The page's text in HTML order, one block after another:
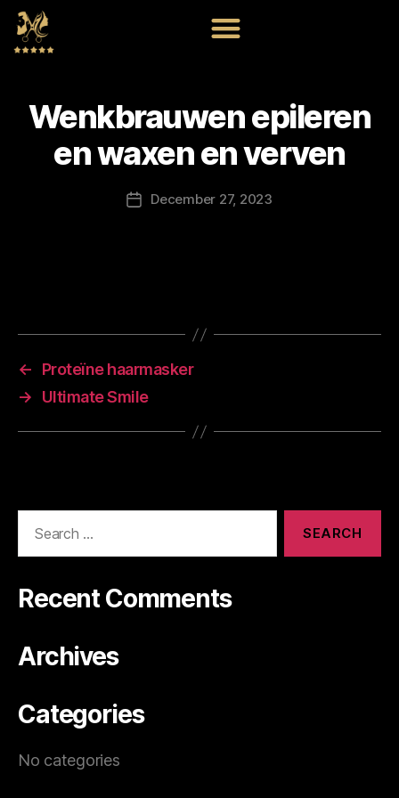
Wenkbrauwen epileren
en waxen en verven
December 27, 2023
←
Proteïne haarmasker
→
Ultimate Smile
Recent Comments
Archives
Categories
No categories